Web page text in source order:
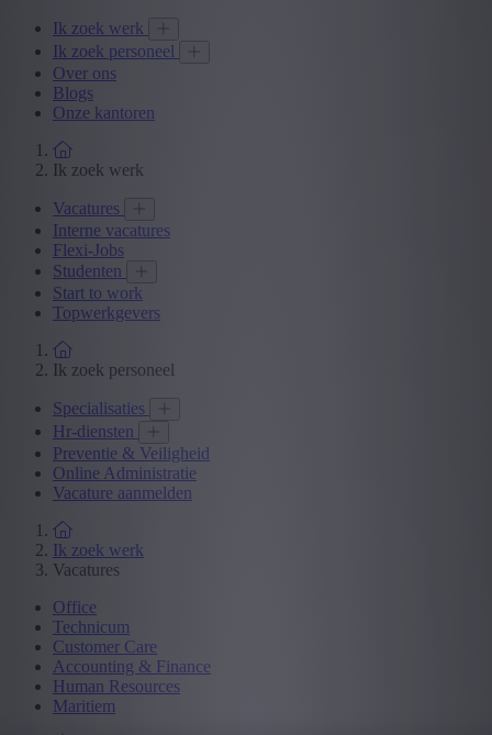
Ik zoek werk
Ik zoek personeel
Over ons
Blogs
Onze kantoren
Ik zoek werk
Vacatures
Interne vacatures
Flexi-Jobs
Studenten
Start to work
Topwerkgevers
Ik zoek personeel
Specialisaties
Hr-diensten
Preventie & Veiligheid
Online Administratie
Vacature aanmelden
Ik zoek werk
Vacatures
Office
Technicum
Customer Care
Accounting & Finance
Human Resources
Maritiem